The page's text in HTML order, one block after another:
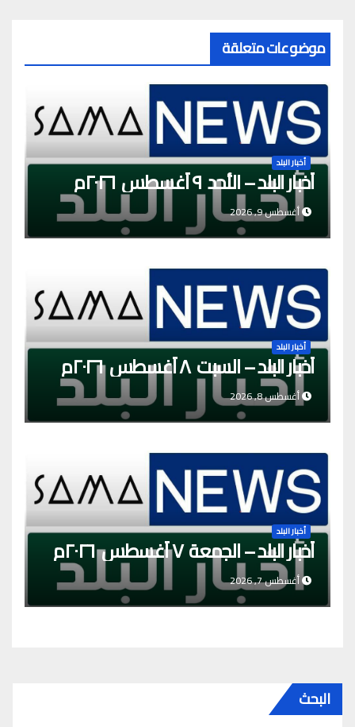
موضوعات متعلقة
أخبار البلد
أخبار البلد – الأحد ٩ أغسطس ٢٠٢٦م
أغسطس 9, 2026
أخبار البلد
أخبار البلد – السبت ٨ أغسطس ٢٠٢٦م
أغسطس 8, 2026
أخبار البلد
أخبار البلد – الجمعة ٧ أغسطس ٢٠٢٦م
أغسطس 7, 2026
البحث